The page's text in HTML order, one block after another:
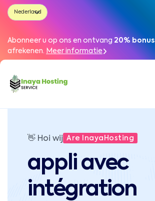
Abonneer u op ons en ontvang 20% bonus
afrekenen. Meer informatie
👋 Hoi wij Are InayaHosting
appli avec
intégration